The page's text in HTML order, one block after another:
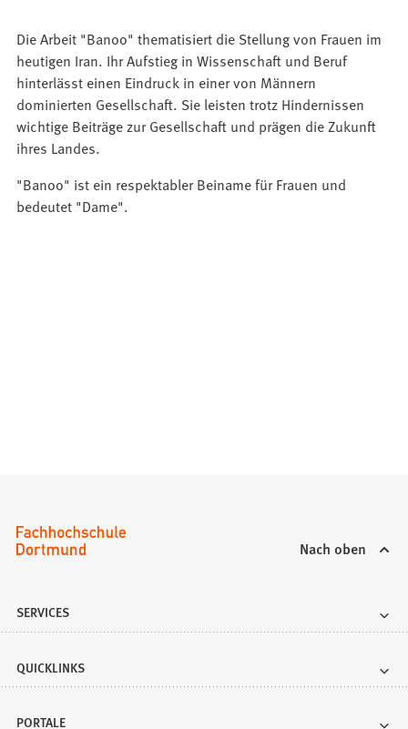
Die Arbeit "Banoo" thematisiert die Stellung von Frauen im
heutigen Iran. Ihr Aufstieg in Wissenschaft und Beruf
hinterlässt einen Eindruck in einer von Männern
dominierten Gesellschaft. Sie leisten trotz Hindernissen
wichtige Beiträge zur Gesellschaft und prägen die Zukunft
ihres Landes.
"Banoo" ist ein respektabler Beiname für Frauen und
bedeutet "Dame".
Nach oben
SERVICES
QUICKLINKS
PORTALE